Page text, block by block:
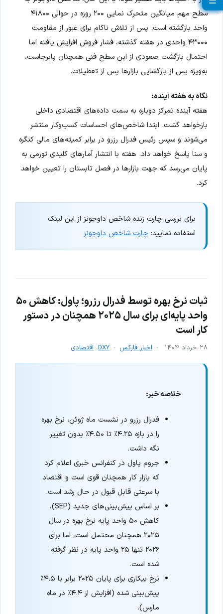
سطح مهم میانگین متحرک نمایی ۲۰۰ روزه در حوالی ۴۱۸۰۰
واحد بازگشته است. پس از تلاش ناکام برای عبور از مقاومت
۴۳۰۰۰ واحدی در هفته گذشته، فشار فروش افزایش یافته اما
احتمال بازگشت صعودی از این سطح فنی همچنان پابرجاست،
به‌ویژه پس از بازگشایی بازارها پس از تعطیلات.
نگاه به هفته آینده:
هفته آینده تمرکز دوباره به سمت داده‌های اقتصادی داخلی
بازخواهد گشت. ابتدا شاخص‌های احساسات کسب‌وکار منتشر
می‌شوند و سپس رئیس فدرال رزرو در برابر کمیته‌های مالی کنگره
و سنا پاسخ خواهد داد. هفته با انتشار آمارهای کلیدی تورمی به
پایان می‌رسد که جهت بازارها در فصل تابستان را تعیین خواهد
کرد.
برای بررسی چارت زنده شاخص داوجونز از این لینک
استفاده نمایید: چارت شاخص داوجونز
ثبات نرخ بهره توسط فدرال رزرو؛ پاول: کاهش ۵۰
واحد پایه‌ای برای سال ۲۰۲۵ همچنان در دستور
کار است
۲۸ خرداد ۱۴۰۴ اخبار فارکس DXY، اقتصادی
خلاصه خبر:
فدرال رزرو در نشست ماه ژوئن، نرخ بهره
را در بازه ۴.۲۵٪ تا ۴.۵۰٪ بدون تغییر
نگه داشت.
جروم پاول در کنفرانس خبری اعلام کرد
که بازار کار همچنان قوی است و اقتصاد
با سرعتی قابل قبول در حال رشد است.
بر اساس پیش‌بینی‌های جدید (SEP)،
کاهش ۵۰ واحد پایه نرخ بهره در سال
۲۰۲۵ همچنان محتمل است، اما برای
۲۰۲۶ تنها ۲۵ واحد پایه در نظر گرفته
شده است.
نرخ بیکاری برای پایان ۲۰۲۵ برابر با ۴.۵٪
پیش‌بینی شده (افزایش از ۴.۴٪ در ماه
مارس).